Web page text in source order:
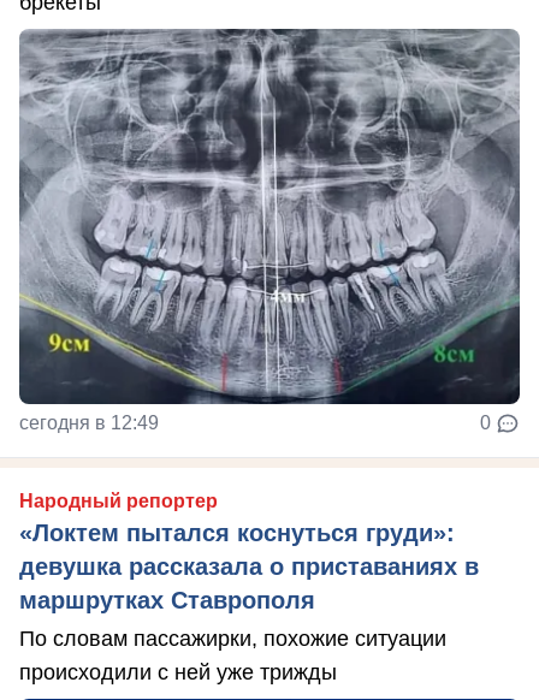
сегодня в 12:49 0
Народный репортер
«Локтем пытался коснуться груди»:
девушка рассказала о приставаниях в
маршрутках Ставрополя
По словам пассажирки, похожие ситуации
происходили с ней уже трижды